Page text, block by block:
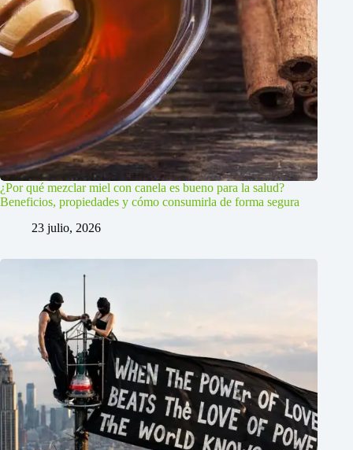
¿Por qué mezclar miel con canela es bueno para la salud?
Beneficios, propiedades y cómo consumirla de forma segura
23 julio, 2026